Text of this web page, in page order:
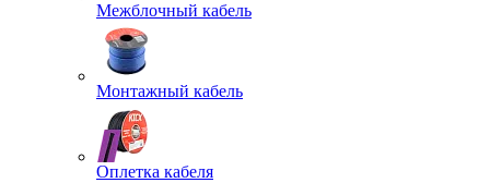
Межблочный кабель
Монтажный кабель
Оплетка кабеля